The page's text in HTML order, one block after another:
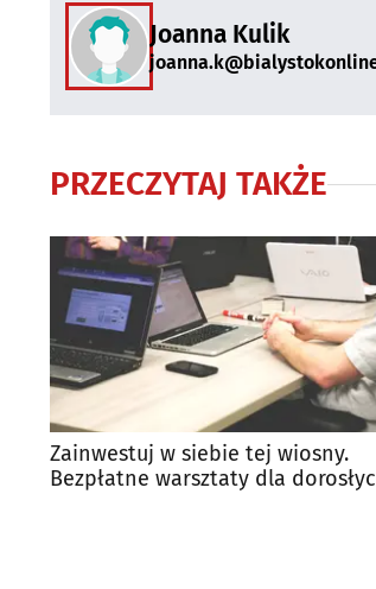
Joanna Kulik
PRZECZYTAJ TAKŻE
Zainwestuj w siebie tej wiosny.
Bezpłatne warsztaty dla